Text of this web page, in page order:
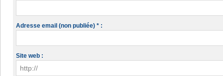
Adresse email (non publiée) * :
Site web :